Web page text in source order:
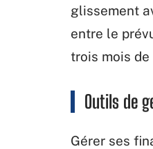
glissement
entre le
trois mois
Outils de
Gérer ses